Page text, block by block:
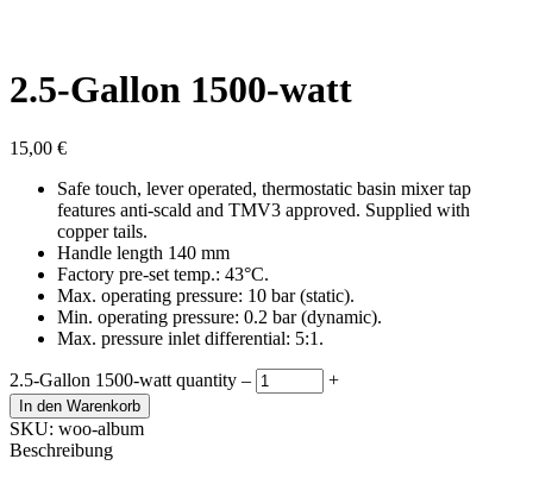
2.5-Gallon 1500-watt
15,00 €
Safe touch, lever operated, thermostatic basin mixer tap
features anti-scald and TMV3 approved. Supplied with
copper tails.
Handle length 140 mm
Factory pre-set temp.: 43°C.
Max. operating pressure: 10 bar (static).
Min. operating pressure: 0.2 bar (dynamic).
Max. pressure inlet differential: 5:1.
2.5-Gallon 1500-watt quantity – +
In den Warenkorb
SKU: woo-album
Beschreibung